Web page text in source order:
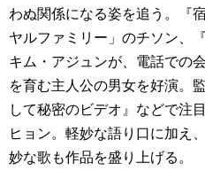
わぬ関係になる姿を追う。『
ヤルファミリー」のチソン、
キム・アジュンが、電話での
を育む主人公の男女を好演。
して秘密のビデオ』などで注
ヒョン。軽妙な語り口に加え
妙な歌も作品を盛り上げる。